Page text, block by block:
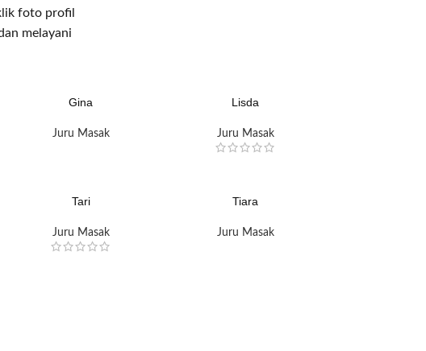
foto profil
melayani
Gina
Juru Masak
Lisda
Juru Masak
Tari
Juru Masak
Tiara
Juru Masak